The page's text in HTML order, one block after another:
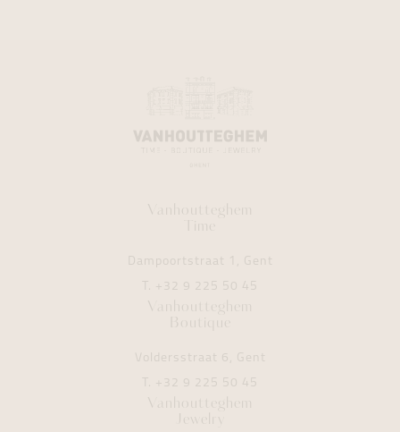
Vanhoutteghem
Time
Dampoortstraat 1, Gent
T. +32 9 225 50 45
Vanhoutteghem
Boutique
Voldersstraat 6, Gent
T. +32 9 225 50 45
Vanhoutteghem
Jewelry